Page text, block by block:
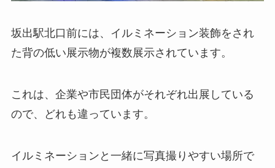
坂出駅北口前には、イルミネーション装飾をされ
た背の低い展示物が複数展示されています。
これは、企業や市民団体がそれぞれ出展している
ので、どれも違っています。
イルミネーションと一緒に写真撮りやすい場所で